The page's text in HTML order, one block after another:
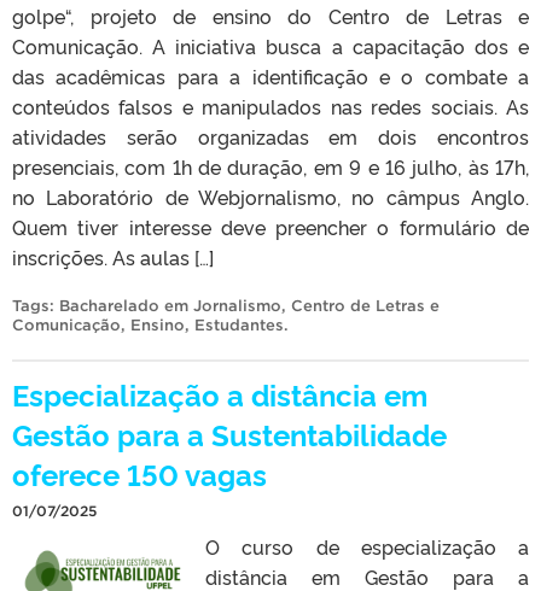
golpe“, projeto de ensino do Centro de Letras e
Comunicação. A iniciativa busca a capacitação dos e
das acadêmicas para a identificação e o combate a
conteúdos falsos e manipulados nas redes sociais. As
atividades serão organizadas em dois encontros
presenciais, com 1h de duração, em 9 e 16 julho, às 17h,
no Laboratório de Webjornalismo, no câmpus Anglo.
Quem tiver interesse deve preencher o formulário de
inscrições. As aulas […]
Tags: Bacharelado em Jornalismo, Centro de Letras e
Comunicação, Ensino, Estudantes.
Especialização a distância em
Gestão para a Sustentabilidade
oferece 150 vagas
01/07/2025
O curso de especialização a
distância em Gestão para a